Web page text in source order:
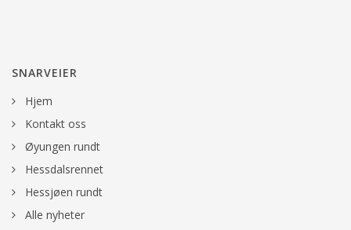
SNARVEIER
Hjem
Kontakt oss
Øyungen rundt
Hessdalsrennet
Hessjøen rundt
Alle nyheter